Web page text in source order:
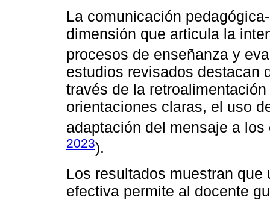
La comunicación
dimensión que articula la
procesos de enseñanza y
estudios revisados destacan
través de la
orientaciones claras, el uso
adaptación del mensaje a
2023).
Los resultados muestran
efectiva permite al docente